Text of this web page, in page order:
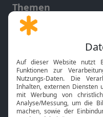
Themen
Gott und Bibel erklärt
Neuigkeiten